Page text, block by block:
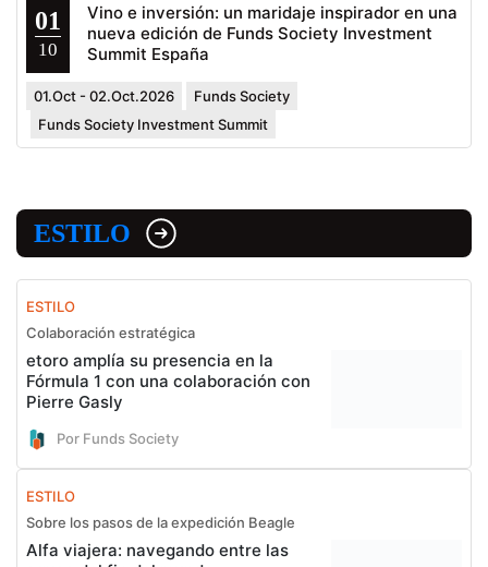
01
10
Vino e inversión: un maridaje inspirador en una
nueva edición de Funds Society Investment
Summit España
01.Oct - 02.Oct.2026
Funds Society
Funds Society Investment Summit
ESTILO
ESTILO
Colaboración estratégica
etoro amplía su presencia en la
Fórmula 1 con una colaboración con
Pierre Gasly
Por Funds Society
ESTILO
Sobre los pasos de la expedición Beagle
Alfa viajera: navegando entre las